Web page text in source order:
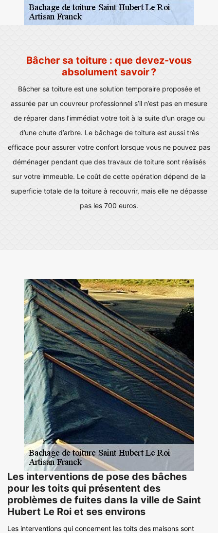
Bâcher sa toiture : que devez-vous
absolument savoir ?
Bâcher sa toiture est une solution temporaire proposée et
assurée par un couvreur professionnel s’il n’est pas en mesure
de réparer dans l’immédiat votre toit à la suite d’un orage ou
d’une chute d’arbre. Le bâchage de toiture est aussi très
efficace pour assurer votre confort lorsque vous ne pouvez pas
déménager pendant que des travaux de toiture sont réalisés
sur votre immeuble. Le coût de cette opération dépend de la
superficie totale de la toiture à recouvrir, mais elle ne dépasse
pas les 700 euros.
Les interventions de pose des bâches
pour les toits qui présentent des
problèmes de fuites dans la ville de Saint
Hubert Le Roi et ses environs
Les interventions qui concernent les toits des maisons sont